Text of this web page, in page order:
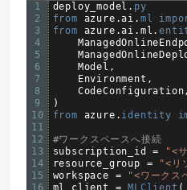
1
2
3
4
5
6
7
8
9
10
11
12
13
14
15
deploy_model . py
from azure .ai . ml
from azure .ai . ml .
Model ,
Environment ,
CodeConfiguration,
)
from azure . identity
#ワークスペースへ接続
subscription_id
=
"<
resource_group
=
"<リ
workspace
=
"<ワークス